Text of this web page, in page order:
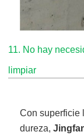
11. No hay
limpiar
Con superficie
dureza,